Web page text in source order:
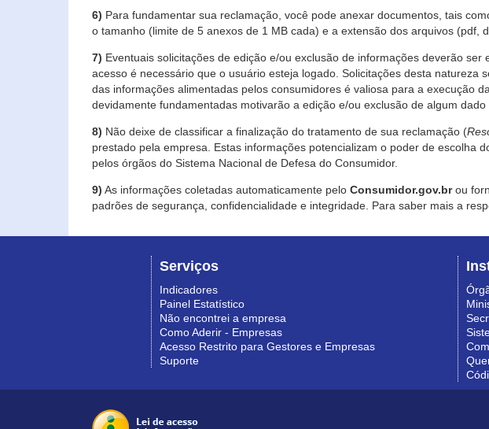
6) Para fundamentar sua reclamação, você pode anexar documentos, tais
o tamanho (limite de 5 anexos de 1 MB cada) e a extensão dos arquivos
7) Eventuais solicitações de edição e/ou exclusão de informações deverão ser
acesso é necessário que o usuário esteja logado. Solicitações desta
das informações alimentadas pelos consumidores é valiosa para a execução
devidamente fundamentadas motivarão a edição e/ou exclusão de algum dado
8) Não deixe de classificar a finalização do tratamento de sua reclamação (
prestado pela empresa. Estas informações potencializam o poder de escolha
pelos órgãos do Sistema Nacional de Defesa do Consumidor.
9) As informações coletadas automaticamente pelo Consumidor.gov.brou
padrões de segurança, confidencialidade e integridade. Para saber mais a
Serviços
Indicadores
Painel Estatístico
Não encontrei a empresa
Como Aderir - Empresas
Acesso Restrito para Gestores e Empresas
Suporte